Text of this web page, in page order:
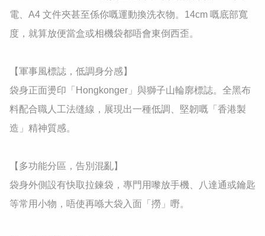
電、A4 文件夾甚至係你嘅運動換洗衣物。14cm 嘅底部寬
度，就算放便當盒或相機袋都唔會東倒西歪。
​【軍事風標誌，低調身分感】
袋身正面燙印「Hongkonger」與獅子山輪廓標誌。全黑布
料配合職人工法缝線，展現出一種低調、堅韌嘅「香港製
造」精神質感。
​【多功能分區，告別混亂】
袋身外側設有快取拉鍊袋，專門用嚟放手機、八達通或鑰匙
等常用小物，唔使再喺大袋入面「撈」嘢。